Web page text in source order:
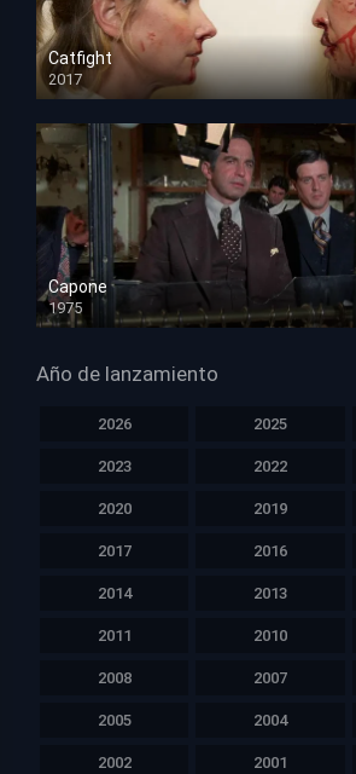
Catfight
2017
HD 720p
Capone
1975
HD 1080p
Año de lanzamiento
2026 2025
2023 2022
2020 2019
2017 2016
2014 2013
2011 2010
2008 2007
2005 2004
2002 2001